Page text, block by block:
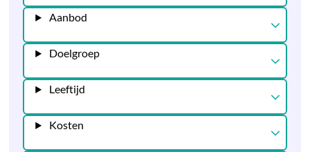
Aanbod
Doelgroep
Leeftijd
Kosten